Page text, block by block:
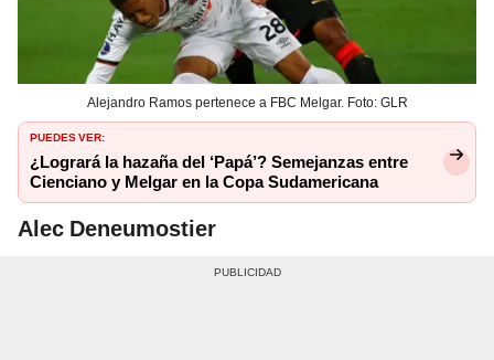
Alejandro Ramos pertenece a FBC Melgar. Foto: GLR
PUEDES VER:
¿Logrará la hazaña del ‘Papá’? Semejanzas entre
Cienciano y Melgar en la Copa Sudamericana
Alec Deneumostier